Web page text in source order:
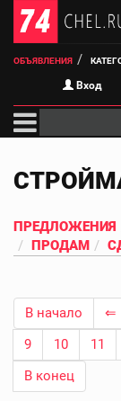
ОБЪЯВЛЕНИЯ
Вход
ПРЕДЛОЖЕНИЯ
ПРОДАМ
В начало ⇐
9
10 11
В конец